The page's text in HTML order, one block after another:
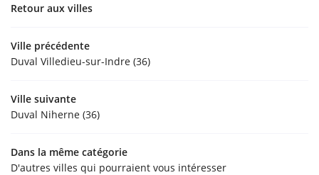
Retour aux villes
Ville précédente
Duval Villedieu-sur-Indre (36)
Ville suivante
Duval Niherne (36)
Dans la même catégorie
D'autres villes qui pourraient vous intéresser